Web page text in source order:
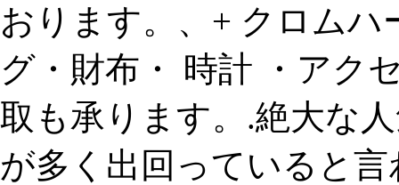
おります。、+ クロムハ
グ・財布・ 時計 ・アク
取も承ります。.絶大な
が多く出回っていると